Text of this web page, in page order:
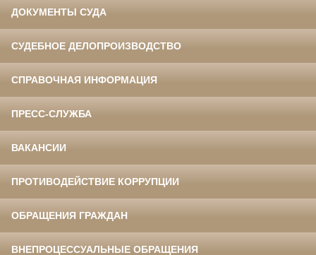
ДОКУМЕНТЫ СУДА
СУДЕБНОЕ ДЕЛОПРОИЗВОДСТВО
СПРАВОЧНАЯ ИНФОРМАЦИЯ
ПРЕСС-СЛУЖБА
ВАКАНСИИ
ПРОТИВОДЕЙСТВИЕ КОРРУПЦИИ
ОБРАЩЕНИЯ ГРАЖДАН
ВНЕПРОЦЕССУАЛЬНЫЕ ОБРАЩЕНИЯ